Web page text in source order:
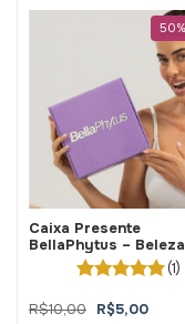
50%
Caixa Presente
BellaPhytus –
Encanta Desde a
Embalagem
(1)
R$10,00 R$5,00